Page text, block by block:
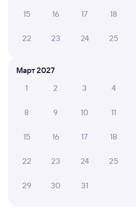
Гостиница Спутник
1 ⁠729 ⁠₽
15 16 17 18
22 23 24 25
Март 2027
1
2 3 4
8 9 10 11
15 16 17 18
22 23 24 25
29 30 31